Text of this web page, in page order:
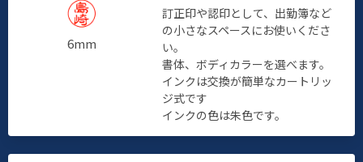
6mm
訂正印や認印として、出勤簿など
の小さなスペースにお使いくださ
い。
書体、ボディカラーを選べます。
インクは交換が簡単なカートリッ
ジ式です
インクの色は朱色です。